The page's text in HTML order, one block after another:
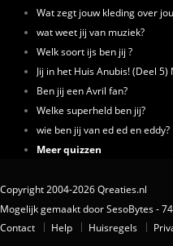
Wat zegt jouw kleding over
wat weet jij van muziek?
Welk soort ijs ben jij ?
Jij in het Huis Anubis! (Deel 5)
Ben jij een Avril fan?
Welke superheld ben jij?
wie ben jij van ed ed en eddy?
Meer quizzen
Copyright 2004-2026 Qreaties.nl
Mogelijk gemaakt door SesoBytes -
Contact
Help Huisregels